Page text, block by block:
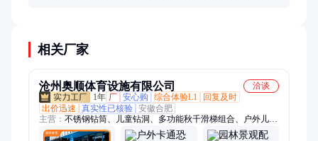
相关厂家
沧州奥顺体育设施有限公司
洽谈
1年 厂 安心购 综合体验L1
回复及时
出价迅速
真实性已核验 安徽合肥
主营： 不锈钢钻筒、儿童钻洞、多功能秋千滑梯组合、户外儿童
游乐场设备、无动力游乐设施、儿童无动力游乐设施、户外宠物